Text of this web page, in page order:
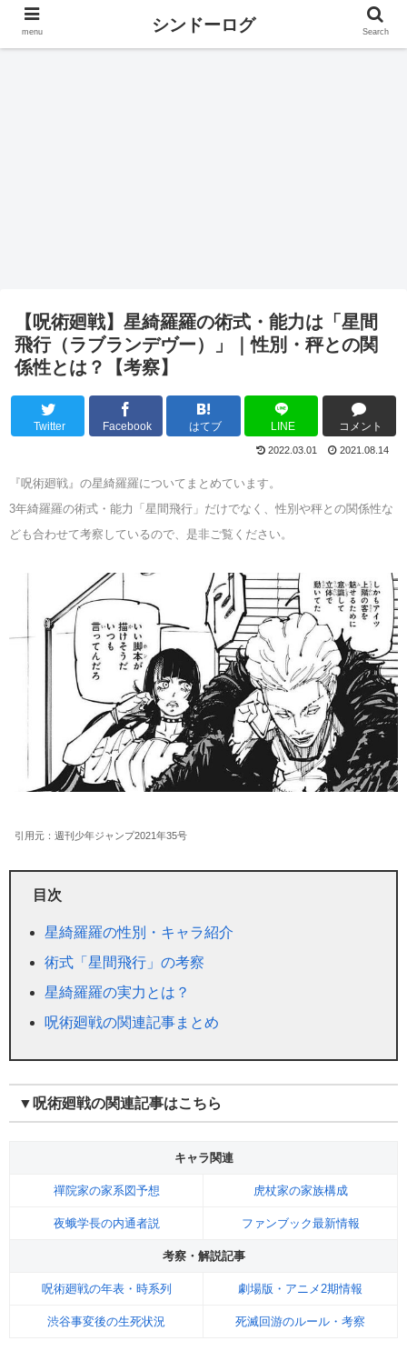
【呪術廻戦】星綺羅羅の術式・能力は「星間
飛行（ラブランデヴー）」｜性別・秤との関
係性とは？【考察】
Twitter Facebook はてブ LINE コメント
2022.03.01 2021.08.14
『呪術廻戦』の星綺羅羅についてまとめています。
3年綺羅羅の術式・能力「星間飛行」だけでなく、性別や秤との関係性な
ども合わせて考察しているので、是非ご覧ください。
引用元：週刊少年ジャンプ2021年35号
目次
星綺羅羅の性別・キャラ紹介
術式「星間飛行」の考察
星綺羅羅の実力とは？
呪術廻戦の関連記事まとめ
▼呪術廻戦の関連記事はこちら
キャラ関連
禪院家の家系図予想 虎杖家の家族構成
夜蛾学長の内通者説 ファンブック最新情報
考察・解説記事
呪術廻戦の年表・時系列 劇場版・アニメ2期情報
渋谷事変後の生死状況 死滅回游のルール・考察
menu シンドーログ Search